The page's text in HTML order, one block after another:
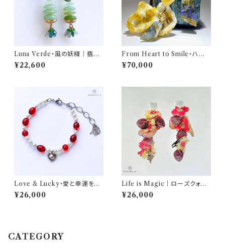
Luna Verde・風の妖精｜翡翠
＆グリーンオパール ピアス（K14
GF）｜AQUARYLIS
¥22,600
From Heart to Smile・ハート
から笑顔に｜バライト＆ラブラド
ライト 原石ピアス（左右アシンメ
¥70,000
Love & Lucky・愛と幸運を手
にして｜レッドアンバー ブレス
レット（Silver925ハートチャー
¥26,000
Life is Magic｜ローズクォー
ツ ハートロングピアス（サージ
カルステンレス）｜AQUARYLI
¥26,000
CATEGORY